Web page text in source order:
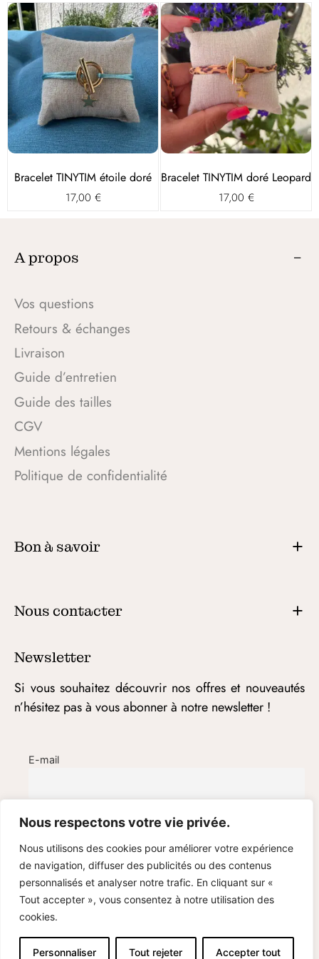
Nous respectons votre vie privée.
Nous utilisons des cookies pour améliorer votre expérience
de navigation, diffuser des publicités ou des contenus
personnalisés et analyser notre trafic. En cliquant sur «
Tout accepter », vous consentez à notre utilisation des
cookies.
Personnaliser Tout rejeter Accepter tout
Bracelet TINYTIM étoile doré
17,00 €
Bracelet TINYTIM doré Leopard
17,00 €
A propos
Vos questions
Retours & échanges
Livraison
Guide d’entretien
Guide des tailles
CGV
Mentions légales
Politique de confidentialité
Bon à savoir
Nous contacter
Newsletter
Si vous souhaitez découvrir nos offres et nouveautés
n’hésitez pas à vous abonner à notre newsletter !
E-mail